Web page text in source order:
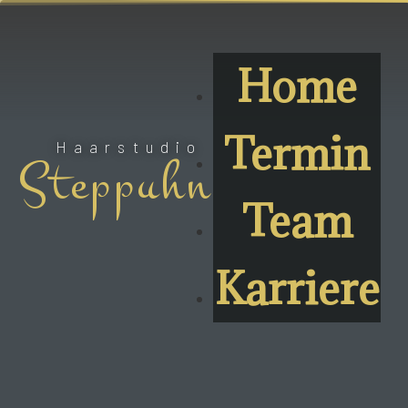
Haarstudio
Steppuhn
Home
Termin
Team
Karriere